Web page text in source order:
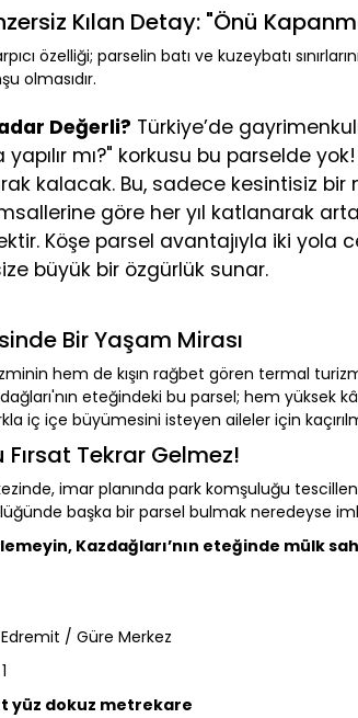
Kılan Detay: "Önü
özelliği; parselin batı ve kuzeybatı
olmasıdır.
Değerli? Türkiye’de
mı?" korkusu bu parselde
kalacak. Bu, sadece kesintisiz bir
göre her yıl katlanarak
Köşe parsel avantajıyla iki yola
büyük bir özgürlük sunar.
Bir Yaşam Mirası
hem de kışın rağbet gören termal
eteğindeki bu parsel; hem yüksek
iç içe büyümesini isteyen aileler için
Fırsat Tekrar Gelmez!
imar planında park komşuluğu
başka bir parsel bulmak neredeyse
Kazdağları’nın eteğinde mülk
Edremit / Güre Merkez
yüz dokuz metrekare